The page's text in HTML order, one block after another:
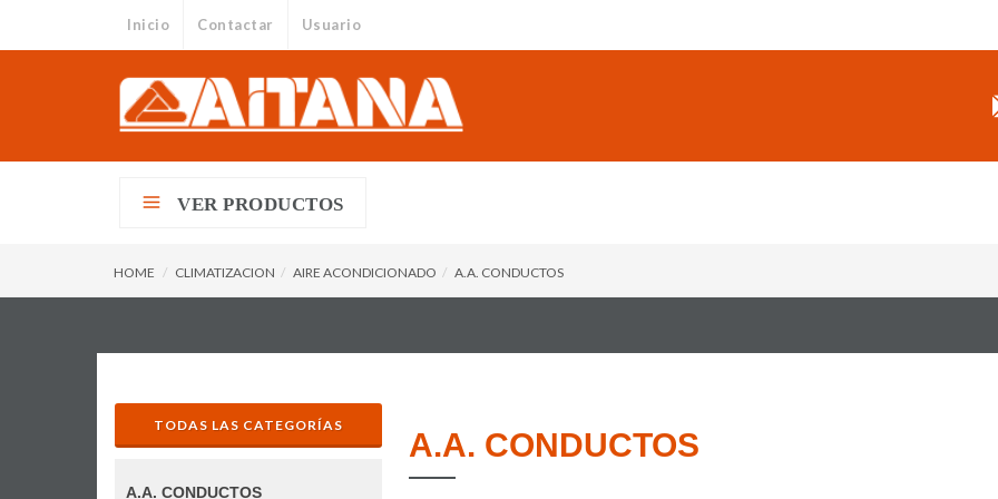
Inicio Contactar Usuario
VER PRODUCTOS
HOME CLIMATIZACION AIRE ACONDICIONADO A.A. CONDUCTOS
A.A. CONDUCTOS
TODAS LAS CATEGORÍAS
A.A. CONDUCTOS